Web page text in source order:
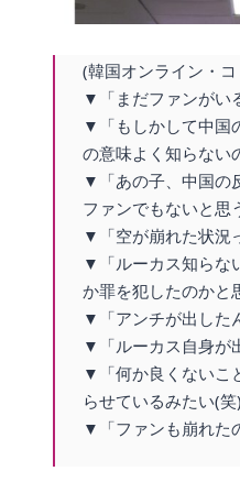
(韓国オンライン・
▼「まだファンがい
▼「もしかして中国
の意味よく知らない
▼「あの子、中国の
ファンでもないと思
▼「空が崩れた状況
▼「ルーカス知らな
か罪を犯したのかと
▼「アンチが出した
▼「ルーカス自身が
▼「何か良くないこ
らせているみたい(笑)
▼「ファンも崩れた